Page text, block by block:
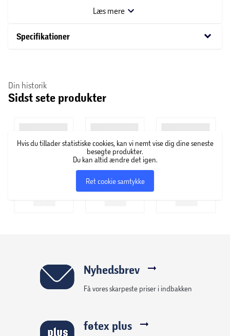
Læs mere
Specifikationer keyboard_arrow_down
Din historik
Sidst sete produkter
Hvis du tillader statistiske cookies, kan vi nemt vise dig dine seneste
besøgte produkter.
Du kan altid ændre det igen.
Ret cookie samtykke
Nyhedsbrev
Få vores skarpeste priser i indbakken
føtex plus